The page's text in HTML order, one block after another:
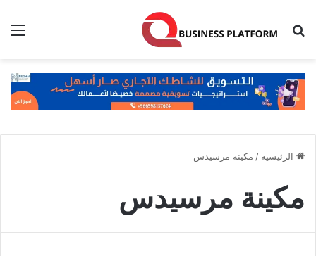
بحث عن
الرئيسية / مكينة مرسيدس
مكينة مرسيدس